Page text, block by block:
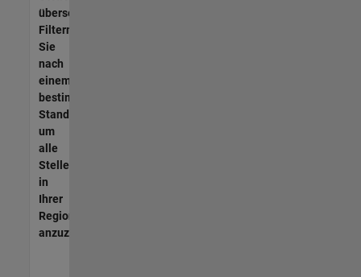
übersetzt.
Filtern
Sie
nach
einem
bestimmten
Standort,
um
alle
Stellenangebote
in
Ihrer
Region
anzuzeigen.